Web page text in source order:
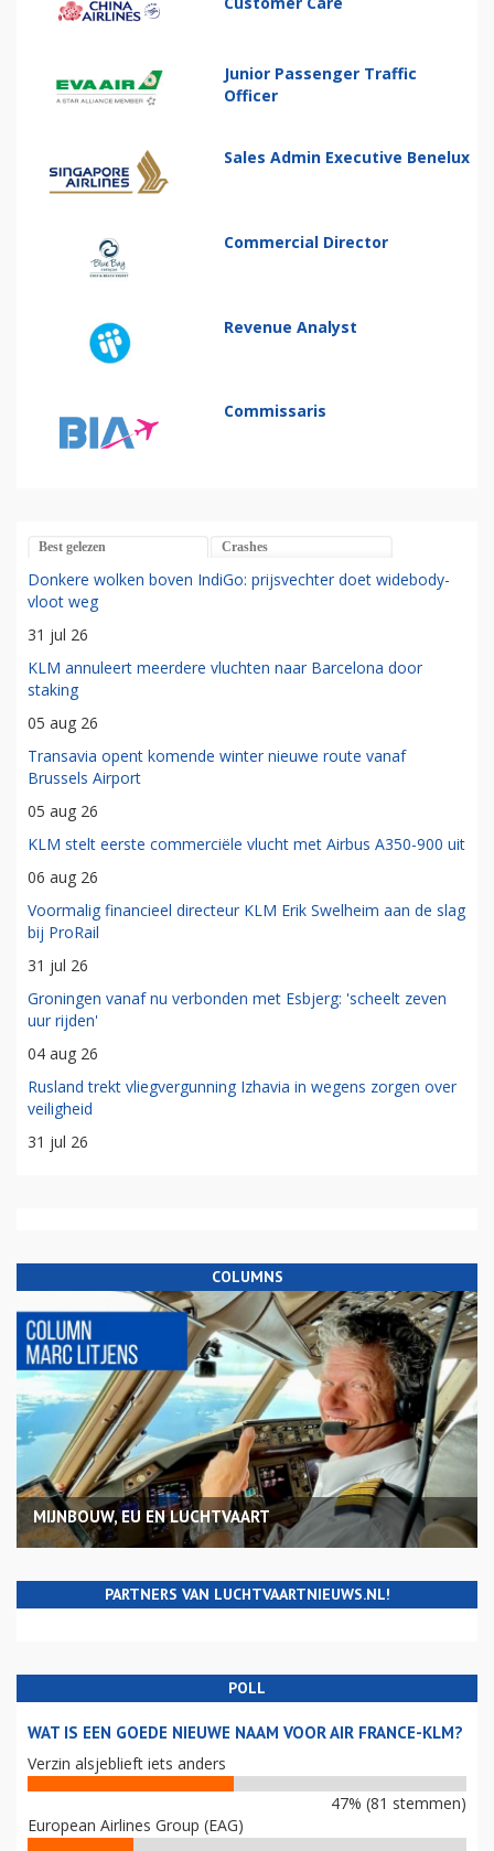
Junior Passenger Traffic
Officer
Sales Admin Executive Benelux
Commercial Director
Revenue Analyst
Commissaris
Best gelezen Crashes
Donkere wolken boven IndiGo: prijsvechter doet widebody-
vloot weg
31 jul 26
KLM annuleert meerdere vluchten naar Barcelona door
staking
05 aug 26
Transavia opent komende winter nieuwe route vanaf
Brussels Airport
05 aug 26
KLM stelt eerste commerciële vlucht met Airbus A350-900 uit
06 aug 26
Voormalig financieel directeur KLM Erik Swelheim aan de slag
bij ProRail
31 jul 26
Groningen vanaf nu verbonden met Esbjerg: 'scheelt zeven
uur rijden'
04 aug 26
Rusland trekt vliegvergunning Izhavia in wegens zorgen over
veiligheid
31 jul 26
COLUMNS
MIJNBOUW, EU EN LUCHTVAART
PARTNERS VAN LUCHTVAARTNIEUWS.NL!
POLL
WAT IS EEN GOEDE NIEUWE NAAM VOOR AIR FRANCE-KLM?
Verzin alsjeblieft iets anders
47% (81 stemmen)
European Airlines Group (EAG)